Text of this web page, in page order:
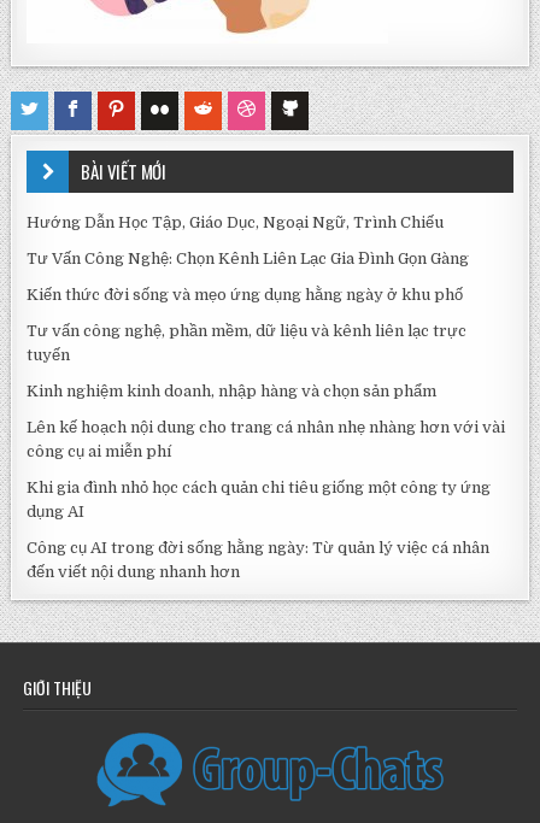
BÀI VIẾT MỚI
Hướng Dẫn Học Tập, Giáo Dục, Ngoại Ngữ, Trình Chiếu
Tư Vấn Công Nghệ: Chọn Kênh Liên Lạc Gia Đình Gọn Gàng
Kiến thức đời sống và mẹo ứng dụng hằng ngày ở khu phố
Tư vấn công nghệ, phần mềm, dữ liệu và kênh liên lạc trực
tuyến
Kinh nghiệm kinh doanh, nhập hàng và chọn sản phẩm
Lên kế hoạch nội dung cho trang cá nhân nhẹ nhàng hơn với vài
công cụ ai miễn phí
Khi gia đình nhỏ học cách quản chi tiêu giống một công ty ứng
dụng AI
Công cụ AI trong đời sống hằng ngày: Từ quản lý việc cá nhân
đến viết nội dung nhanh hơn
GIỚI THIỆU